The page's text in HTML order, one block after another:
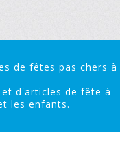
de fêtes pas chers à
d'articles de fête à
les enfants.